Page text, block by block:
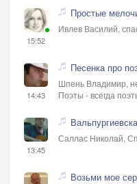
15:52
Простые
Ивлев Василий,
14:43
Песенка про
Шпень Владимир,
Поэты - всегда
13:45
Саллас Николай,
Возьми мое